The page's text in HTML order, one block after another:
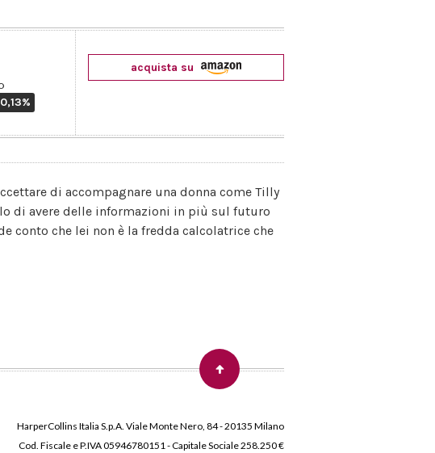
acquista su
di accompagnare una donna come Tilly
di avere delle informazioni in più sul futuro
conto che lei non è la fredda calcolatrice che
HarperCollins Italia S.p.A. Viale Monte Nero, 84 - 20135 Milano
Cod. Fiscale e P.IVA 05946780151 - Capitale Sociale 258.250 €